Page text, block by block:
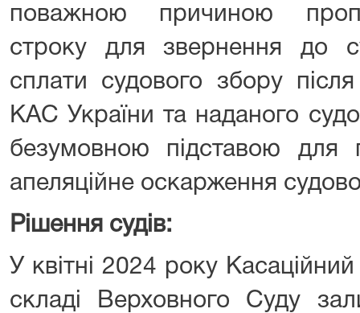
поважною причиною
строку для звернення до
сплати судового збору
КАС України та наданого
безумовною підставою для
апеляційне оскарження
Рішення судів:
У квітні 2024 року
складі Верховного Суду